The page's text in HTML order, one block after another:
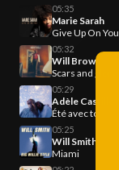
05:35
Marie Sarah
Give Up On You
05:32
Will Brown
Scars and glory
05:29
Adèle Castillon
Été avec toi
05:25
Will Smith
Miami